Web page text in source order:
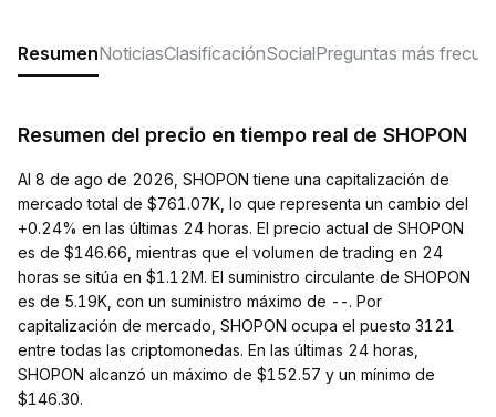
ResumenNoticiasClasificaciónSocialPreguntas más
Resumen del precio en tiempo real de SHOPON
Al 8 de ago de 2026, SHOPON tiene una capitalización de
mercado total de $761.07K, lo que representa un cambio del
+0.24% en las últimas 24 horas. El precio actual de SHOPON
es de $146.66, mientras que el volumen de trading en 24
horas se sitúa en $1.12M. El suministro circulante de SHOPON
es de 5.19K, con un suministro máximo de --. Por
capitalización de mercado, SHOPON ocupa el puesto 3121
entre todas las criptomonedas. En las últimas 24 horas,
SHOPON alcanzó un máximo de $152.57 y un mínimo de
$146.30.